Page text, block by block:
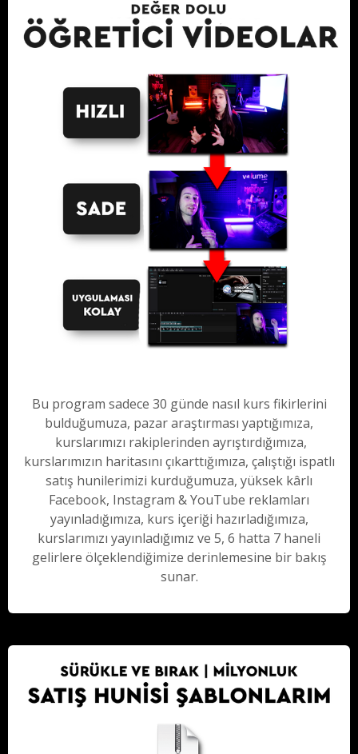
Bu program sadece 30 günde nasıl kurs fikirlerini
bulduğumuza, pazar araştırması yaptığımıza,
kurslarımızı rakiplerinden ayrıştırdığımıza,
kurslarımızın haritasını çıkarttığımıza, çalıştığı ispatlı
satış hunilerimizi kurduğumuza, yüksek kârlı
Facebook, Instagram & YouTube reklamları
yayınladığımıza, kurs içeriği hazırladığımıza,
kurslarımızı yayınladığımız ve 5, 6 hatta 7 haneli
gelirlere ölçeklendiğimize derinlemesine bir bakış
sunar.